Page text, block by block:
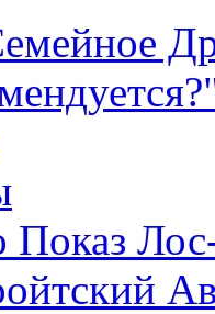
Показ